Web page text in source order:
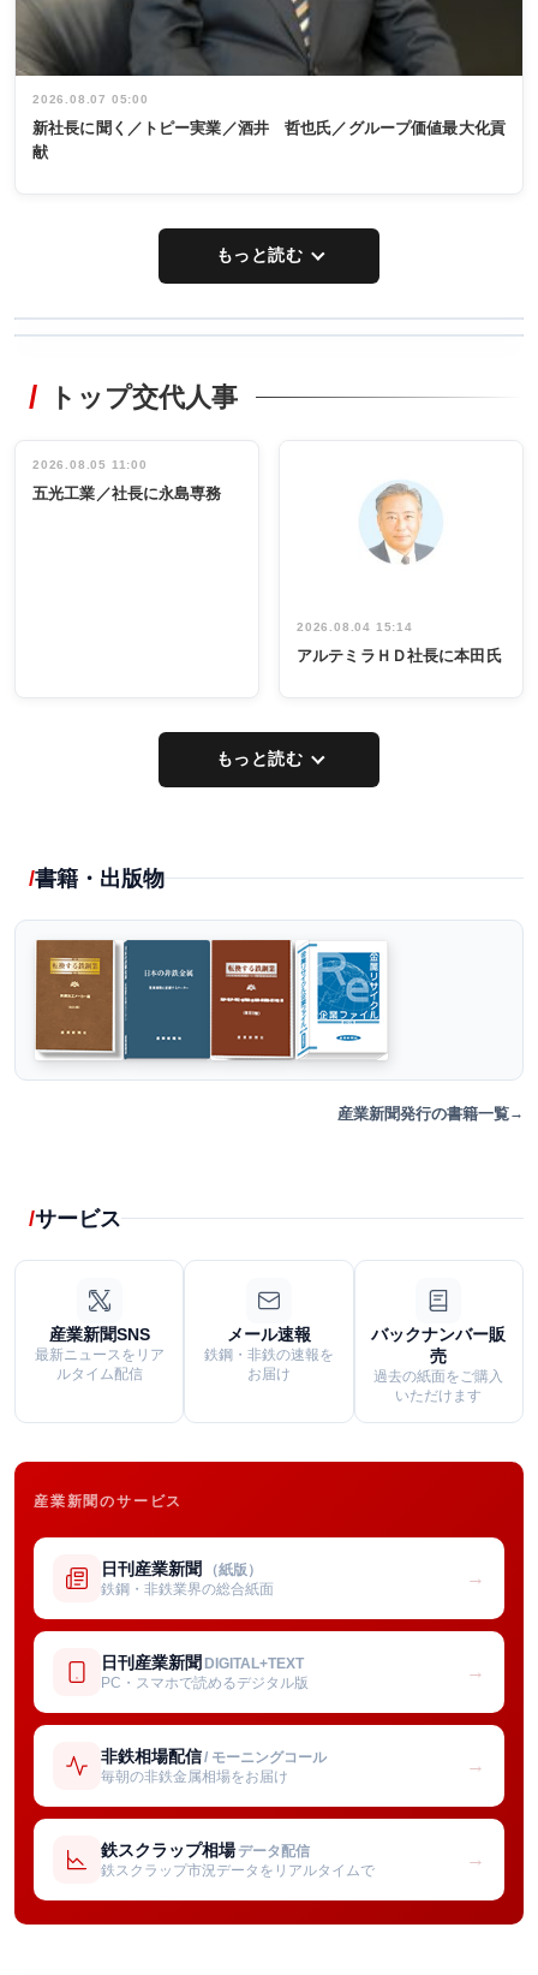
2026.08.07 05:00
新社長に聞く／トピー実業／酒井 哲也氏／グループ価値最大化貢
献
もっと読む
非鉄業界で
インタビュ
ー／社内ア
タックトレー
祝う 業界関
係者ら220人
出席
トップ交代人事
2026.08.05 11:00
五光工業／社長に永島専務
2026.08.04 15:14
アルテミラＨＤ社長に本田氏
もっと読む
書籍・出版物
産業新聞発行の書籍一覧
サービス
産業新聞SNS
最新ニュースをリア
ルタイム配信
メール速報
鉄鋼・非鉄の速報を
お届け
バックナンバー販
売
過去の紙面をご購入
いただけます
産業新聞のサービス
日刊産業新聞 （紙版）
鉄鋼・非鉄業界の総合紙面
→
日刊産業新聞 DIGITAL+TEXT
PC・スマホで読めるデジタル版
→
非鉄相場配信/ モーニングコール
毎朝の非鉄金属相場をお届け
→
鉄スクラップ相場 データ配信
鉄スクラップ市況データをリアルタイムで
→